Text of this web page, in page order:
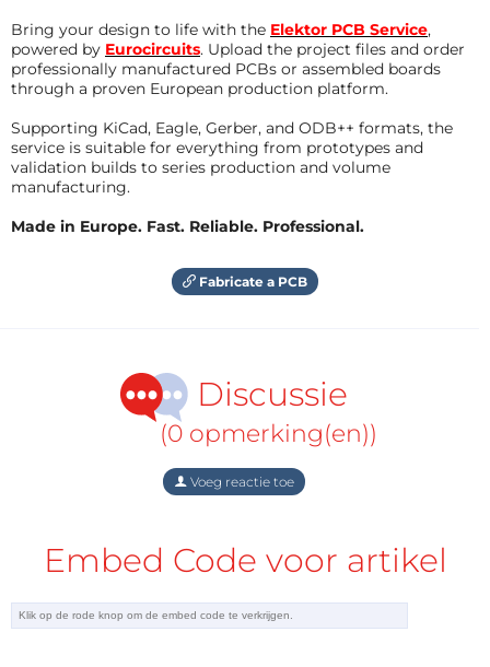
Bring your design to life with the Elektor PCB Service,
powered by Eurocircuits. Upload the project files and order
professionally manufactured PCBs or assembled boards
through a proven European production platform.
Supporting KiCad, Eagle, Gerber, and ODB++ formats, the
service is suitable for everything from prototypes and
validation builds to series production and volume
manufacturing.
Made in Europe. Fast. Reliable. Professional.
Fabricate a PCB
Discussie
(0 opmerking(en))
Voeg reactie toe
Embed Code voor artikel